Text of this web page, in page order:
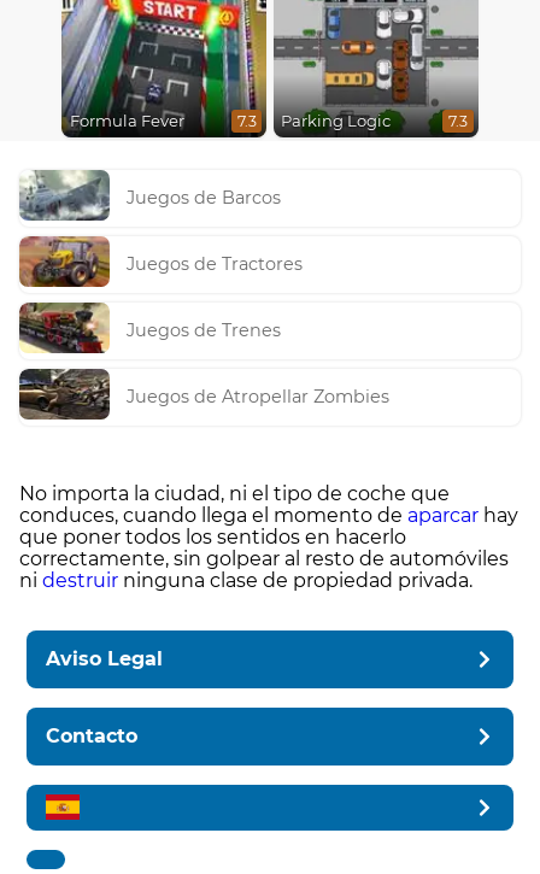
Formula Fever 7.3 Parking Logic 7.3
Juegos de Barcos
Juegos de Tractores
Juegos de Trenes
Juegos de Atropellar Zombies
No importa la ciudad, ni el tipo de coche que
conduces, cuando llega el momento de aparcar hay
que poner todos los sentidos en hacerlo
correctamente, sin golpear al resto de automóviles
ni destruir ninguna clase de propiedad privada.
Aviso Legal
Contacto